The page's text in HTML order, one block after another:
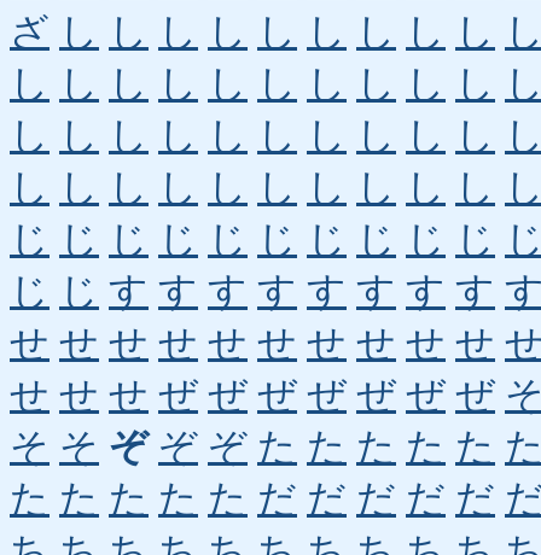
ざ し し し し し し し し し
し し し し し し し し し し
し し し し し し し し し し
し し し し し し し し し し
じ じ じ じ じ じ じ じ じ じ
じ じ す す す す す す す す
せ せ せ せ せ せ せ せ せ せ
せ せ せ ぜ ぜ ぜ ぜ ぜ ぜ ぜ
そ そ ぞ ぞ ぞ た た た た た
た た た た た だ だ だ だ だ